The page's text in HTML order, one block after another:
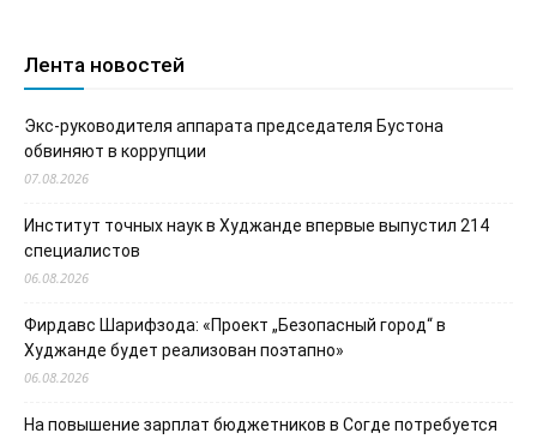
Лента новостей
Экс-руководителя аппарата председателя Бустона
обвиняют в коррупции
07.08.2026
Институт точных наук в Худжанде впервые выпустил 214
специалистов
06.08.2026
Фирдавс Шарифзода: «Проект „Безопасный город“ в
Худжанде будет реализован поэтапно»
06.08.2026
На повышение зарплат бюджетников в Согде потребуется